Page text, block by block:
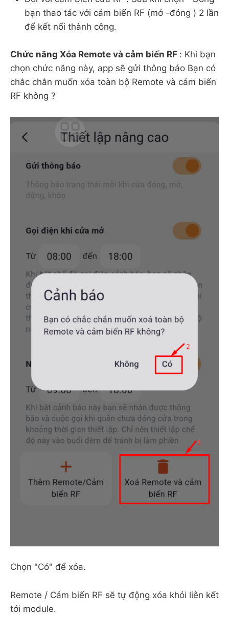
bạn thao tác với cảm biến RF (mở -đóng ) 2 lần
để kết nối thành công.
Chức năng Xóa Remote và cảm biến RF : Khi bạn
chọn chức năng này, app sẽ gửi thông báo Bạn có
chắc chắn muốn xóa toàn bộ Remote và cảm biến
RF không ?
Chọn "Có" để xóa.
Remote / Cảm biến RF sẽ tự động xóa khỏi liên kết
tới module.